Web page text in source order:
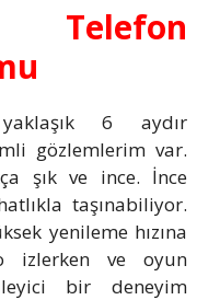
Telefon
6 aydır
gözlemlerim var.
şık ve ince. İnce
taşınabiliyor.
yenileme hızına
izlerken ve oyun
bir deneyim